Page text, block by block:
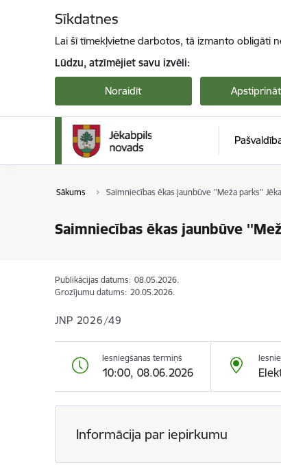
Sīkdatnes
Lai šī tīmekļvietne darbotos, tā izmanto obligāti
Lūdzu, atzīmējiet savu izvēli:
Noraidīt
Sākums Saimniecības ēkas jaunbūve ''Meža parks''
Saimniecības ēkas jaunbūve
Publikācijas datums: 08.05.2026.
Grozījumu datums: 20.05.2026.
JNP 2026/49
Iesniegšanas termiņš
10:00, 08.06.2026
Informācija par iepirkumu